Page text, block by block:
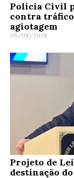
Polícia Civil
contra
agiotagem
05/08/2026
Projeto de
destinação